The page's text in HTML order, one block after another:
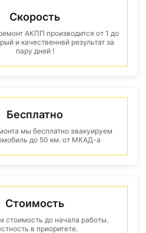
Скорость
АКПП производится от 1 до
и качественнвй результат за
пару дней !
Бесплатно
мы бесплатно эвакуируем
до 50 км. от МКАД-а
Стоимость
стоимость до начала работы.
в приоритете.